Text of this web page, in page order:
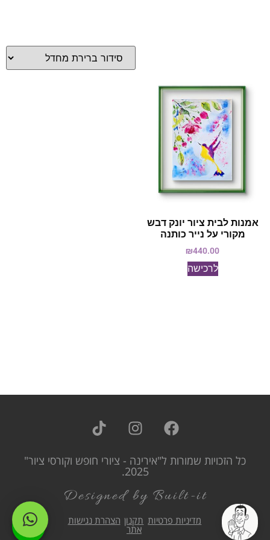
אמנות לבית ציור יונק דבש
מקורי על נייר כותנה
₪440.00
לרכישה
כל הזכויות שמורות ל"אירינה - ציורי חופש וקורסי ציור"
2025.
Designed by Built-it
מדיניות פרטיות תקנון
אתר
הצהרת נגישות